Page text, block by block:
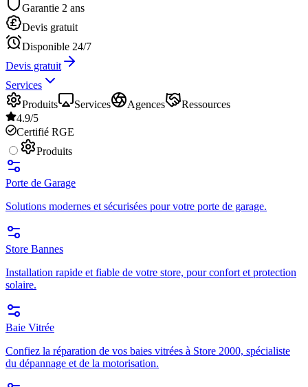
Garantie 2 ans
Devis gratuit
Disponible 24/7
Devis gratuit
Services
Produits
Services Agences
Ressources
4.9/5
Certifié RGE
Produits
Porte de Garage
Solutions modernes et sécurisées pour votre porte de garage.
Store Bannes
Installation rapide et fiable de votre store, pour confort et protection
solaire.
Baie Vitrée
Confiez la réparation de vos baies vitrées à Store 2000, spécialiste
du dépannage et de la motorisation.